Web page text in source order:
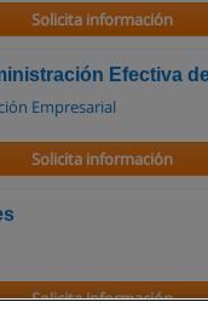
Solicita información
Efectiva
Empresarial
Solicita información
Solicita información